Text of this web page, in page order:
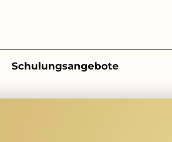
Schulungsangebote